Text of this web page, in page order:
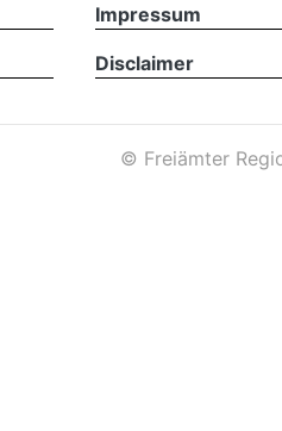
Impressum
Disclaimer
© Freiämter